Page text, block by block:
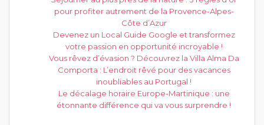
pour profiter autrement de la Provence-Alpes-
Côte d’Azur
Devenez un Local Guide Google et transformez
votre passion en opportunité incroyable !
Vous rêvez d’évasion ? Découvrez la Villa Alma Da
Comporta : L’endroit rêvé pour des vacances
inoubliables au Portugal !
Le décalage horaire Europe-Martinique : une
étonnante différence qui va vous surprendre !